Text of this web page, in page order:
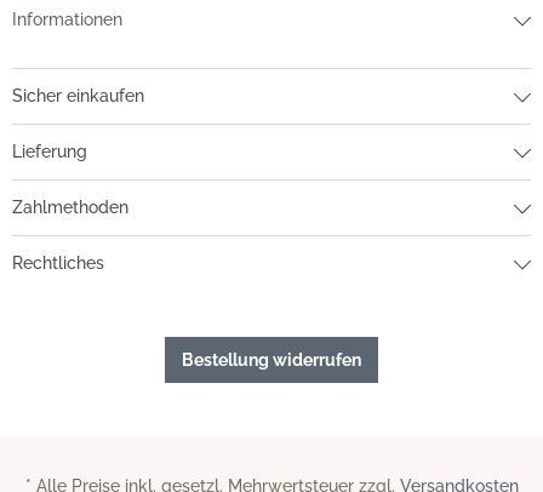
Informationen
Sicher einkaufen
Lieferung
Zahlmethoden
Rechtliches
Bestellung widerrufen
* Alle Preise inkl. gesetzl. Mehrwertsteuer zzgl. Versandkosten